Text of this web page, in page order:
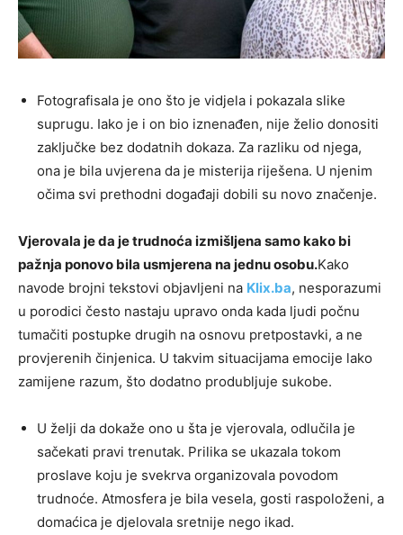
Fotografisala je ono što je vidjela i pokazala slike
suprugu. Iako je i on bio iznenađen, nije želio donositi
zaključke bez dodatnih dokaza. Za razliku od njega,
ona je bila uvjerena da je misterija riješena. U njenim
očima svi prethodni događaji dobili su novo značenje.
Vjerovala je da je trudnoća izmišljena samo kako bi
pažnja ponovo bila usmjerena na jednu osobu.Kako
navode brojni tekstovi objavljeni na Klix.ba, nesporazumi
u porodici često nastaju upravo onda kada ljudi počnu
tumačiti postupke drugih na osnovu pretpostavki, a ne
provjerenih činjenica. U takvim situacijama emocije lako
zamijene razum, što dodatno produbljuje sukobe.
U želji da dokaže ono u šta je vjerovala, odlučila je
sačekati pravi trenutak. Prilika se ukazala tokom
proslave koju je svekrva organizovala povodom
trudnoće. Atmosfera je bila vesela, gosti raspoloženi, a
domaćica je djelovala sretnije nego ikad.